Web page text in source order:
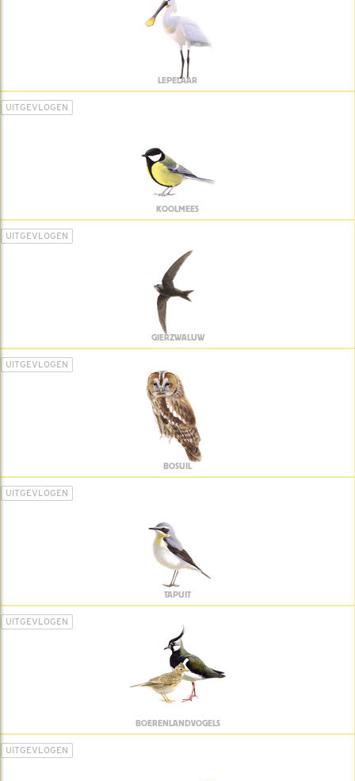
LEPELAAR
UITGEVLOGEN
KOOLMEES
UITGEVLOGEN
GIERZWALUW
UITGEVLOGEN
BOSUIL
UITGEVLOGEN
TAPUIT
UITGEVLOGEN
BOERENLANDVOGELS
UITGEVLOGEN